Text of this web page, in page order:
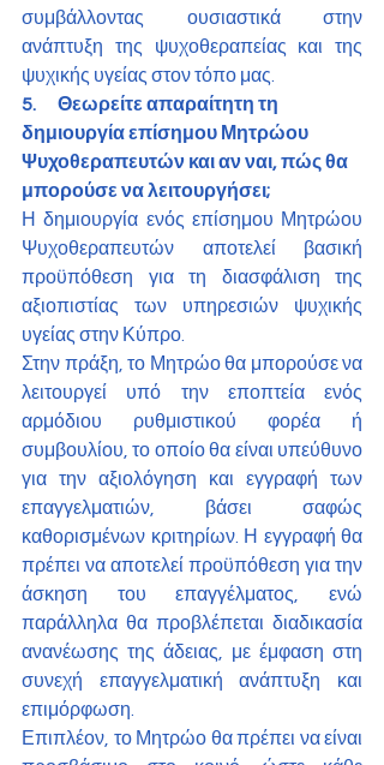
συμβάλλοντας ουσιαστικά στην
ανάπτυξη της ψυχοθεραπείας και της
ψυχικής υγείας στον τόπο μας.
5.      Θεωρείτε απαραίτητη τη
δημιουργία επίσημου Μητρώου
Ψυχοθεραπευτών και αν ναι, πώς θα
μπορούσε να λειτουργήσει;
Η δημιουργία ενός επίσημου Μητρώου
Ψυχοθεραπευτών αποτελεί βασική
προϋπόθεση για τη διασφάλιση της
αξιοπιστίας των υπηρεσιών ψυχικής
υγείας στην Κύπρο.
Στην πράξη, το Μητρώο θα μπορούσε να
λειτουργεί υπό την εποπτεία ενός
αρμόδιου ρυθμιστικού φορέα ή
συμβουλίου, το οποίο θα είναι υπεύθυνο
για την αξιολόγηση και εγγραφή των
επαγγελματιών, βάσει σαφώς
καθορισμένων κριτηρίων. Η εγγραφή θα
πρέπει να αποτελεί προϋπόθεση για την
άσκηση του επαγγέλματος, ενώ
παράλληλα θα προβλέπεται διαδικασία
ανανέωσης της άδειας, με έμφαση στη
συνεχή επαγγελματική ανάπτυξη και
επιμόρφωση.
Επιπλέον, το Μητρώο θα πρέπει να είναι